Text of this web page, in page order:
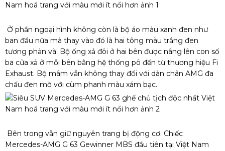
Ở phần ngoại hình không còn là bộ áo màu xanh đen như
ban đầu nữa mà thay vào đó là hai tông màu trắng đen
tương phản và. Bộ ống xả đôi ở hai bên được nâng lên con số
ba cửa xả ở mỗi bên bằng hệ thống pô đến từ thương hiệu Fi
Exhaust. Bộ mâm vẫn không thay đổi với dàn chân AMG đa
chấu đen mờ với cùm phanh màu xám bạc.
Bên trong vẫn giữ nguyên trang bị động cơ. Chiếc
Mercedes-AMG G 63 Gewinner MBS đầu tiên tại Việt Nam